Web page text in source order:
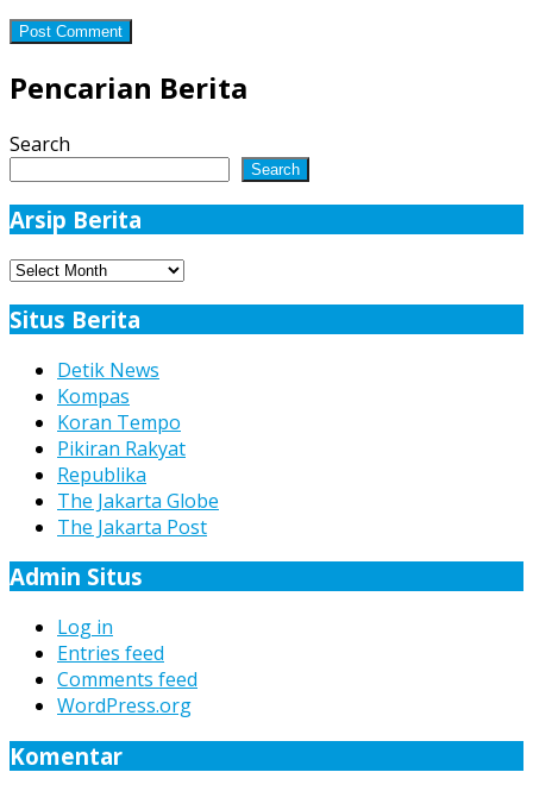
Pencarian Berita
Search
Search
Arsip Berita
Arsip
Situs Berita
Detik News
Kompas
Koran Tempo
Pikiran Rakyat
Republika
The Jakarta Globe
The Jakarta Post
Admin Situs
Log in
Entries feed
Comments feed
WordPress.org
Komentar